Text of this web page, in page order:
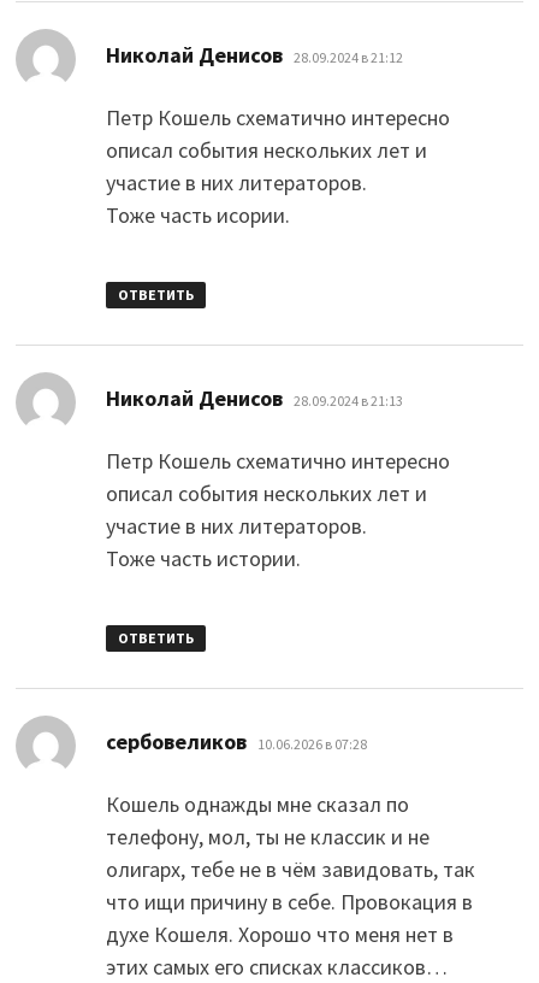
Николай Денисов: 28.09.2024 в 21:12
Петр Кошель схематично интересно
описал события нескольких лет и
участие в них литераторов.
Тоже часть исории.
ОТВЕТИТЬ
Николай Денисов: 28.09.2024 в 21:13
Петр Кошель схематично интересно
описал события нескольких лет и
участие в них литераторов.
Тоже часть истории.
ОТВЕТИТЬ
сербовеликов: 10.06.2026 в 07:28
Кошель однажды мне сказал по
телефону, мол, ты не классик и не
олигарх, тебе не в чём завидовать, так
что ищи причину в себе. Провокация в
духе Кошеля. Хорошо что меня нет в
этих самых его списках классиков…